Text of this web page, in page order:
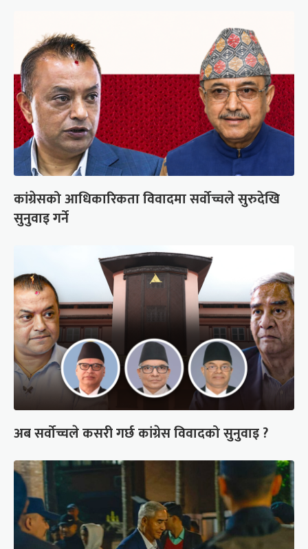
कांग्रेसको आधिकारिकता विवादमा सर्वोच्चले सुरुदेखि
सुनुवाइ गर्ने
अब सर्वोच्चले कसरी गर्छ कांग्रेस विवादको सुनुवाइ ?